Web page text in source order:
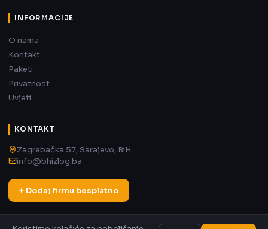
INFORMACIJE
O nama
Kontakt
Paketi
Privatnost
Uvjeti
KONTAKT
Zagrebačka 57, Sarajevo, BiH
info@bhizlog.ba
+ Dodaj firmu besplatno